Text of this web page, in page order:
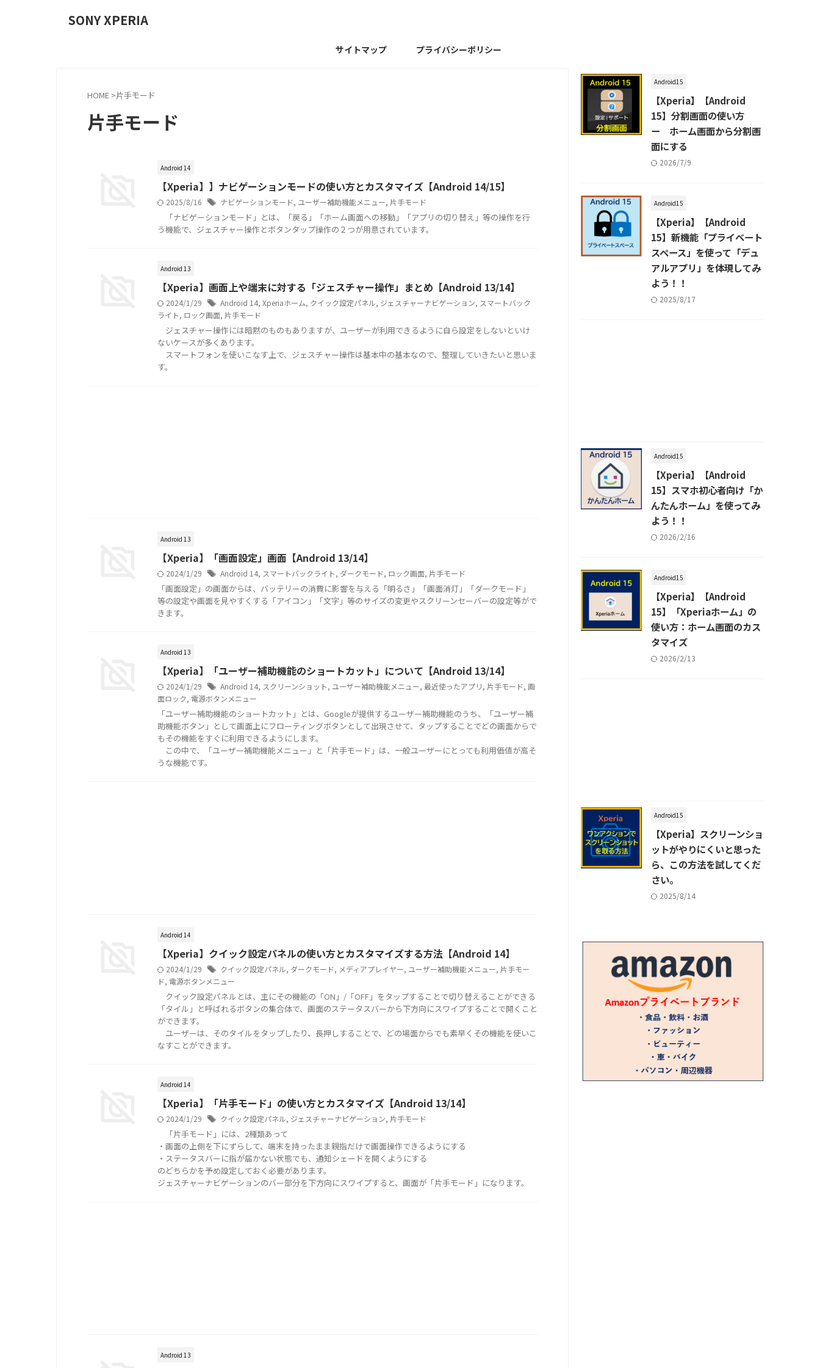
SONY XPERIA
サイトマップ プライバシーポリシー
HOME >片手モード
片手モード
Android 14
【Xperia】】ナビゲーションモードの使い方とカスタマイズ【Android 14/15】
2025/8/16 ナビゲーションモード, ユーザー補助機能メニュー, 片手モード
「ナビゲーションモード」とは、「戻る」「ホーム画面への移動」「アプリの切り替え」等の操作を行
う機能で、ジェスチャー操作とボタンタップ操作の２つが用意されています。
Android 13
【Xperia】画面上や端末に対する「ジェスチャー操作」まとめ【Android 13/14】
2024/1/29 Android 14, Xperiaホーム, クイック設定パネル, ジェスチャーナビゲーション, スマートバック
ライト, ロック画面, 片手モード
ジェスチャー操作には暗黙のものもありますが、ユーザーが利用できるように自ら設定をしないといけ
ないケースが多くあります。
スマートフォンを使いこなす上で、ジェスチャー操作は基本中の基本なので、整理していきたいと思いま
す。
Android 13
【Xperia】「画面設定」画面【Android 13/14】
2024/1/29 Android 14, スマートバックライト, ダークモード, ロック画面, 片手モード
「画面設定」の画面からは、バッテリーの消費に影響を与える「明るさ」「画面消灯」「ダークモード」
等の設定や画面を見やすくする「アイコン」「文字」等のサイズの変更やスクリーンセーバーの設定等がで
きます。
Android 13
【Xperia】「ユーザー補助機能のショートカット」について【Android 13/14】
2024/1/29 Android 14, スクリーンショット, ユーザー補助機能メニュー, 最近使ったアプリ, 片手モード, 画
面ロック, 電源ボタンメニュー
「ユーザー補助機能のショートカット」とは、Googleが提供するユーザー補助機能のうち、「ユーザー補
助機能ボタン」として画面上にフローティングボタンとして出現させて、タップすることでどの画面からで
もその機能をすぐに利用できるようにします。
この中で、「ユーザー補助機能メニュー」と「片手モード」は、一般ユーザーにとっても利用価値が高そ
うな機能です。
Android 14
【Xperia】クイック設定パネルの使い方とカスタマイズする方法【Android 14】
2024/1/29 クイック設定パネル, ダークモード, メディアプレイヤー, ユーザー補助機能メニュー, 片手モー
ド, 電源ボタンメニュー
クイック設定パネルとは、主にその機能の「ON」/「OFF」をタップすることで切り替えることができる
「タイル」と呼ばれるボタンの集合体で、画面のステータスバーから下方向にスワイプすることで開くこと
ができます。
ユーザーは、そのタイルをタップしたり、長押しすることで、どの場面からでも素早くその機能を使いこ
なすことができます。
Android 14
【Xperia】「片手モード」の使い方とカスタマイズ【Android 13/14】
2024/1/29 クイック設定パネル, ジェスチャーナビゲーション, 片手モード
「片手モード」には、2種類あって
・画面の上側を下にずらして、端末を持ったまま親指だけで画面操作できるようにする
・ステータスバーに指が届かない状態でも、通知シェードを開くようにする
のどちらかを予め設定しておく必要があります。
ジェスチャーナビゲーションのバー部分を下方向にスワイプすると、画面が「片手モード」になります。
Android 13
Android15
【Xperia】【Android
15】分割画面の使い方
ー ホーム画面から分割画
面にする
2026/7/9
Android15
【Xperia】【Android
15】新機能「プライベート
スペース」を使って「デュ
アルアプリ」を体現してみ
よう！！
2025/8/17
Android15
【Xperia】【Android
15】スマホ初心者向け「か
んたんホーム」を使ってみ
よう！！
2026/2/16
Android15
【Xperia】【Android
15】「Xperiaホーム」の
使い方：ホーム画面のカス
タマイズ
2026/2/13
Android15
【Xperia】スクリーンショ
ットがやりにくいと思った
ら、この方法を試してくだ
さい。
2025/8/14